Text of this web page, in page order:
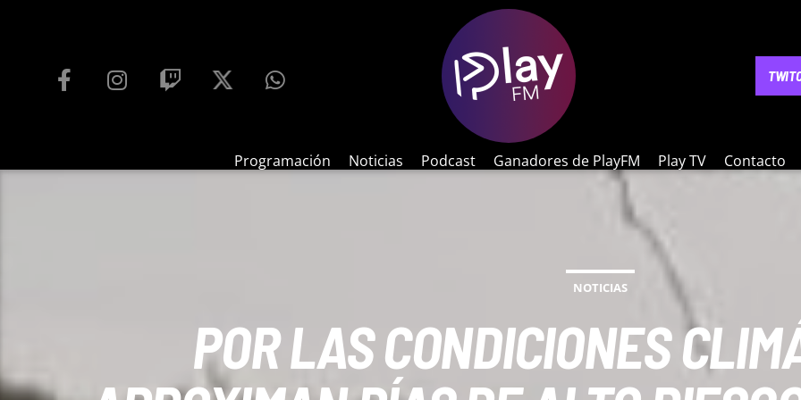
Programación Noticias Podcast Ganadores de PlayFM Play TV Contacto
NOTICIAS
NOTICIAS
POR LAS CONDICIONES